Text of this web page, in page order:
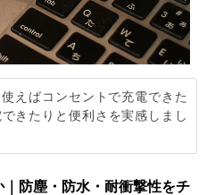
えばコンセントで充電できた
きたりと便利さを実感しまし
防塵・防水・耐衝撃性をチ